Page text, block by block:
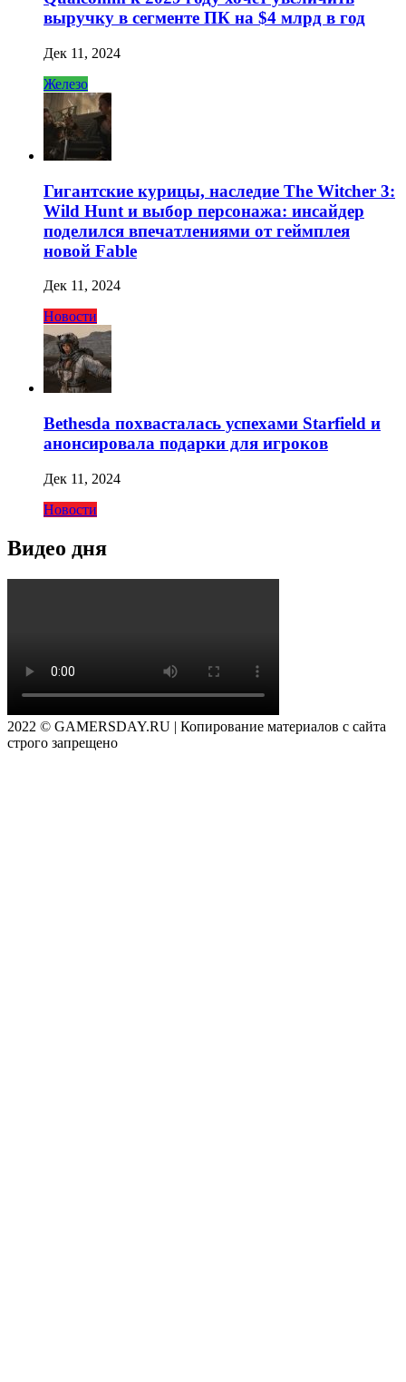
выручку в сегменте ПК на $4 млрд в год
Дек 11, 2024
Железо
Гигантские курицы, наследие The Witcher 3:
Wild Hunt и выбор персонажа: инсайдер
поделился впечатлениями от геймплея
новой Fable
Дек 11, 2024
Новости
Bethesda похвасталась успехами Starfield и
анонсировала подарки для игроков
Дек 11, 2024
Новости
Видео дня
2022 © GAMERSDAY.RU | Копирование материалов с сайта
строго запрещено